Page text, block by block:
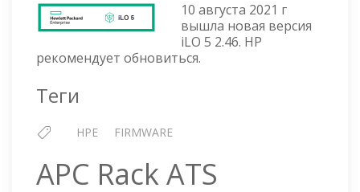
V
2.46
ОТ
10 августа 2021 г
вышла новая версия
iLO 5 2.46. HP
рекомендует обновиться.
Теги
HPE FIRMWARE
APC Rack ATS